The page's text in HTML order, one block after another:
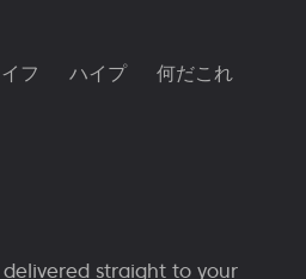
フ ハイプ 何だこれ
straight to your